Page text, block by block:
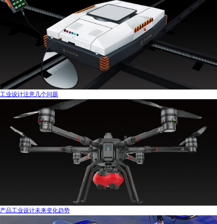
工业设计注意几个问题
产品工业设计未来变化趋势